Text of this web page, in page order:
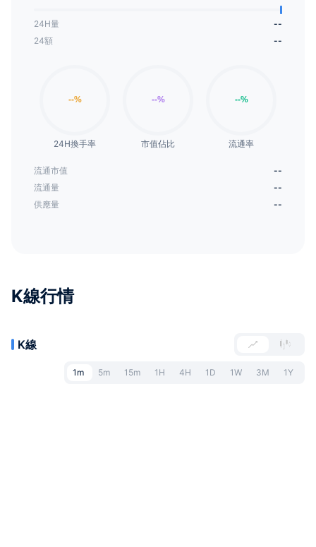
24H量
--
24額
--
24H換手率 市值佔比 流通率
流通市值
--
流通量
--
供應量
--
K線行情
K線
1m 5m 15m 1H 4H 1D 1W 3M 1Y